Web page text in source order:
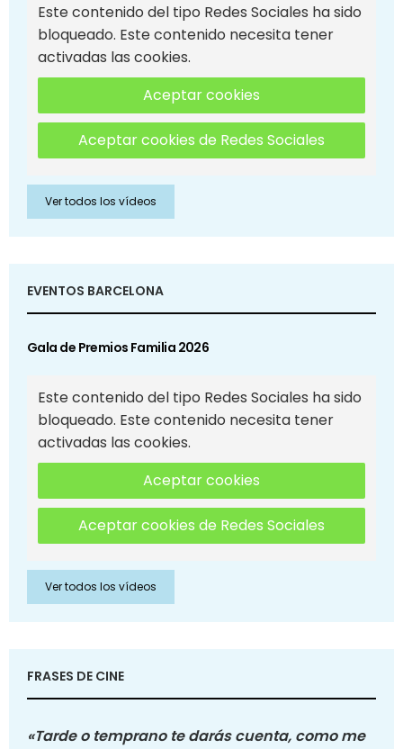
Este contenido del tipo Redes Sociales ha sido
bloqueado. Este contenido necesita tener
activadas las cookies.
Aceptar cookies
Aceptar cookies de Redes Sociales
Ver todos los vídeos
EVENTOS BARCELONA
Gala de Premios Familia 2026
Este contenido del tipo Redes Sociales ha sido
bloqueado. Este contenido necesita tener
activadas las cookies.
Aceptar cookies
Aceptar cookies de Redes Sociales
Ver todos los vídeos
FRASES DE CINE
«Tarde o temprano te darás cuenta, como me